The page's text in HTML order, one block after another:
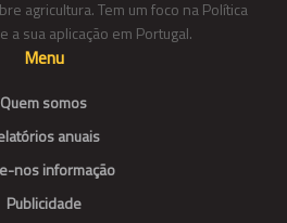
agricultura. Tem um foco na Política
a sua aplicação em Portugal.
Menu
Quem somos
anuais
nos informação
Publicidade